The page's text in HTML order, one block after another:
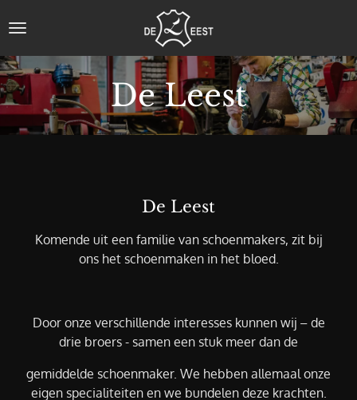
direct
naar
de
hoofdinhoud
De Leest
De Leest
Komende uit een familie van schoenmakers, zit bij
ons het schoenmaken in het bloed.
Door onze verschillende interesses kunnen wij – de
drie broers - samen een stuk meer dan de
gemiddelde schoenmaker. We hebben allemaal onze
eigen specialiteiten en we bundelen deze krachten.